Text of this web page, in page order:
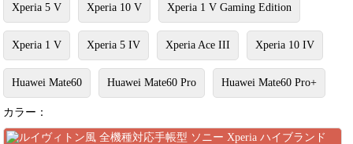
Xperia 5 V Xperia 10 V Xperia 1 V Gaming Edition
Xperia 1 V Xperia 5 IV Xperia Ace III Xperia 10 IV
Huawei Mate60 Huawei Mate60 Pro Huawei Mate60 Pro+
カラー：